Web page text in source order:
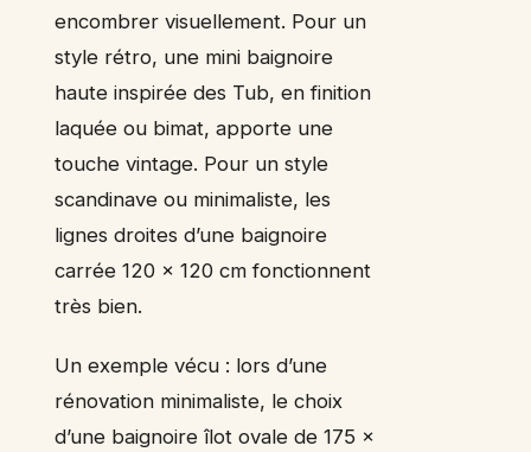
encombrer visuellement. Pour un
style rétro, une mini baignoire
haute inspirée des Tub, en finition
laquée ou bimat, apporte une
touche vintage. Pour un style
scandinave ou minimaliste, les
lignes droites d’une baignoire
carrée 120 x 120 cm fonctionnent
très bien.
Un exemple vécu : lors d’une
rénovation minimaliste, le choix
d’une baignoire îlot ovale de 175 x